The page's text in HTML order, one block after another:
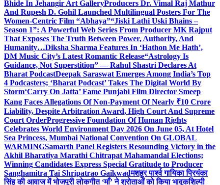
Bhide In Jehangir Art GalleryProducers Dr. Vimal Raj Mathur
And Rupesh D. Gohil Launched Multilingual Posters For The
Women-Centric Film “Abhaya”“Jiski Lathi Uski Bhains –
Season 1”: A Powerful Web Series From Producer MK Rajput
That Exposes The Truth Between Power, Authority, And
Humanity…Diksha Sharma Features In ‘Hathon Me Hath’,
DM Music City’s Latest Romantic Release“Astrology Is
Guidance, Not Superstition” — Rahul Shastri Declares At
Bharat PodcastDeepak Saraswat Emerges Among India’s Top
4 Podcasters; ‘Bharat Podcast’ Takes The Digital World By
Storm‘Carry On Jatta’ Fame Punjabi Film Director Smeep
Kang Faces Allegations Of Non-Payment Of Nearly ₹10 Crore
Liability, Despite Arbitration Award, High Court And Supreme
Court OrderProgressive Foundation Of Human Rights
Celebrates World Environment Day 2026 On June 05, At Hotel
Sea Princess, Mumbai National Convention On GLOBAL
WARMINGSamarth Panel Registers Resounding Victory in the
Akhil Bharatiya Marathi Chitrapat Mahamandal Elections;
Winning Candidates Express Special Gratitude to Producer
Sanghamitra Tai Shripatrao Gaikwadमशहूर पार्श्व गायिका प्रियंका
सिंह की आवाज में भोजपुरी लोकगीत ‘माँ’ ने श्रोताओं को किया भावुकशिल्पी